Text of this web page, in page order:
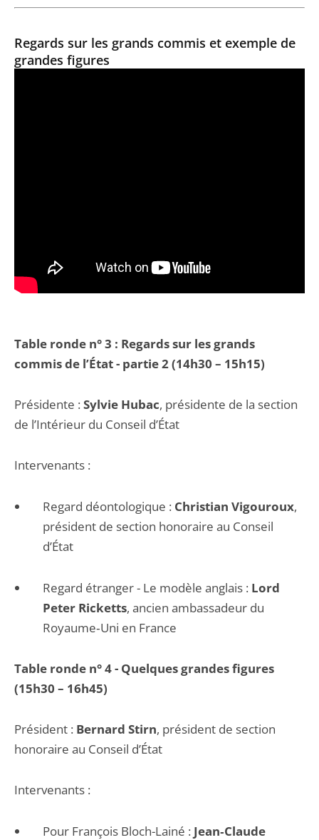
Regards sur les grands commis et exemple de
grandes figures
Table ronde n° 3 : Regards sur les grands
commis de l’État - partie 2 (14h30 – 15h15)
Présidente : Sylvie Hubac, présidente de la section
de l’Intérieur du Conseil d’État
Intervenants :
Regard déontologique : Christian Vigouroux,
président de section honoraire au Conseil
d’État
Regard étranger - Le modèle anglais : Lord
Peter Ricketts, ancien ambassadeur du
Royaume‐Uni en France
Table ronde n° 4 - Quelques grandes figures
(15h30 – 16h45)
Président : Bernard Stirn, président de section
honoraire au Conseil d’État
Intervenants :
Pour François Bloch-Lainé : Jean‐Claude